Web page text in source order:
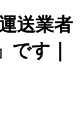
送業者
です｜